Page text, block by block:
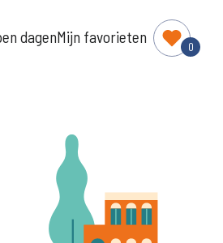
dagenMijn favorieten
0